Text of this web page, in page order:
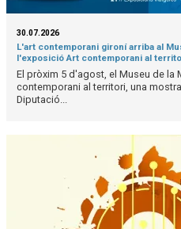
30.07.2026
L'art contemporani gironí arriba al
l'exposició Art contemporani al
El pròxim 5 d'agost, el Museu de
contemporani al territori, una
Diputació...